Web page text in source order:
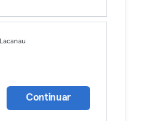
Lacanau
Continuar